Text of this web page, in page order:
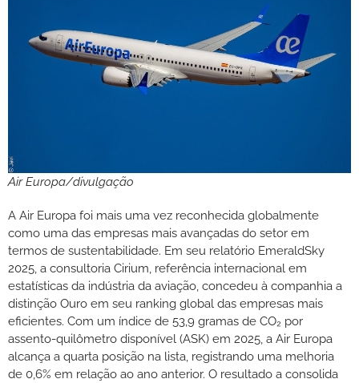
Air Europa/divulgação
A Air Europa foi mais uma vez reconhecida globalmente
como uma das empresas mais avançadas do setor em
termos de sustentabilidade. Em seu relatório EmeraldSky
2025, a consultoria Cirium, referência internacional em
estatísticas da indústria da aviação, concedeu à companhia a
distinção Ouro em seu ranking global das empresas mais
eficientes. Com um índice de 53,9 gramas de CO₂ por
assento-quilômetro disponível (ASK) em 2025, a Air Europa
alcança a quarta posição na lista, registrando uma melhoria
de 0,6% em relação ao ano anterior. O resultado a consolida